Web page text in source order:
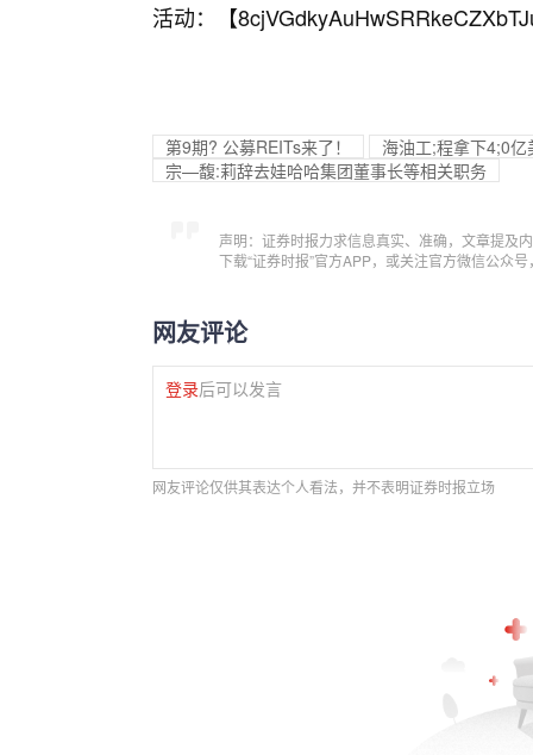
活动：【
第9期? 公募REITs来了！
海油工;程拿下4;0
宗—馥:莉辞去娃哈哈集团董事长等相关职务
声明：证券时报力求信息真实、准确，文章提及
下载“证券时报”官方APP，或关注官方微信公众
网友评论
登录后可以发言
网友评论仅供其表达个人看法，并不表明证券时报立场